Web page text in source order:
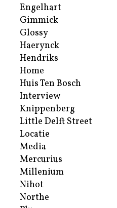
Engelhart
Gimmick
Glossy
Haerynck
Hendriks
Home
Huis Ten Bosch
Interview
Knippenberg
Little Delft Street
Locatie
Media
Mercurius
Millenium
Nihot
Northe